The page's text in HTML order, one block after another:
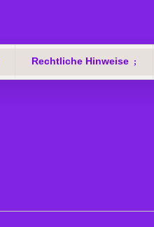
Rechtliche Hinweise